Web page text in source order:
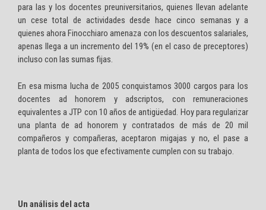
para las y los docentes preuniversitarios, quienes llevan adelante
un cese total de actividades desde hace cinco semanas y a
quienes ahora Finocchiaro amenaza con los descuentos salariales,
apenas llega a un incremento del 19% (en el caso de preceptores)
incluso con las sumas fijas.
En esa misma lucha de 2005 conquistamos 3000 cargos para los
docentes ad honorem y adscriptos, con remuneraciones
equivalentes a JTP con 10 años de antigüedad. Hoy para regularizar
una planta de ad honorem y contratados de más de 20 mil
compañeros y compañeras, aceptaron migajas y no, el pase a
planta de todos los que efectivamente cumplen con su trabajo.
Un análisis del acta